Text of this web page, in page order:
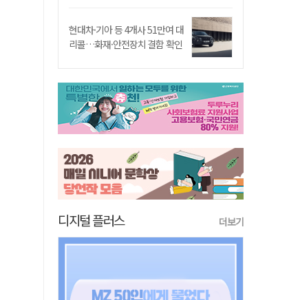
현대차·기아 등 4개사 51만여 대
리콜…화재·안전장치 결함 확인
디지털 플러스 더보기